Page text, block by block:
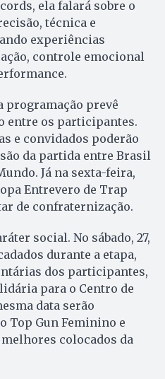
ela falará sobre o
técnica e
experiências
controle emocional
programação prevê
entre os participantes.
e convidados poderão
da partida entre Brasil
Já na sexta-feira,
Entrevero de Trap
de confraternização.
social. No sábado, 27,
durante a etapa,
dos participantes,
para o Centro de
data serão
Top Gun Feminino e
colocados da